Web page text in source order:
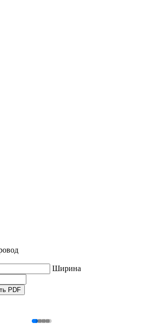
Ширина
PDF